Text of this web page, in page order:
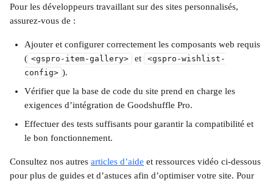
Pour les développeurs travaillant sur des sites personnalisés,
assurez-vous de :
Ajouter et configurer correctement les composants web requis
( <gspro-item-gallery> et
<gspro-wishlist-
config> ).
Vérifier que la base de code du site prend en charge les
exigences d’intégration de Goodshuffle Pro.
Effectuer des tests suffisants pour garantir la compatibilité et
le bon fonctionnement.
Consultez nos autres articles d’aide et ressources vidéo ci-dessous
pour plus de guides et d’astuces afin d’optimiser votre site. Pour